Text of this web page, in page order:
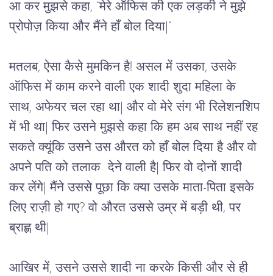
आ कर मुझसे कहा, “मेरे ऑफिस की एक लड़की ने मुझे
प्रोपोज़ किया और मैंने हाँ बोल दिया|”
मतलब, ऐसा कैसे मुमकिन है! असल में उसका, उसके
ऑफिस में काम करने वाली एक शादी शुदा महिला के
साथ, अफेयर चल रहा था| और वो मेरे संग भी रिलेशनशिप
में भी था| फिर उसने मुझसे कहा कि हम अब साथ नहीं रह
सकते क्यूंकि उसने उस औरत को हाँ बोल दिया है और वो
अपने पति को तलाक  देने वाली है| फिर वो दोनों शादी
कर लेंगे| मैंने उससे पूछा कि क्या उसके माता-पिता इसके
लिए राज़ी हो गए? वो औरत उससे उम्र में बड़ी थी, पर
ब्राह्ण थी|
आखिर में, उसने उससे शादी ना करके किसी और से ही